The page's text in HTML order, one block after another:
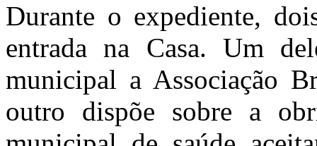
Durante o expediente,
entrada na Casa. Um
municipal a Associação
outro dispõe sobre a